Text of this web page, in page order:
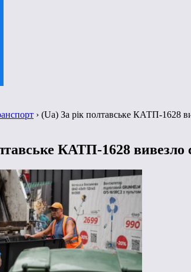
› (Ua) За рік полтавське КАТП-1628
КАТП-1628 вивезло